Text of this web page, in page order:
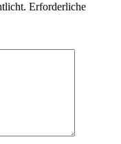
Erforderliche